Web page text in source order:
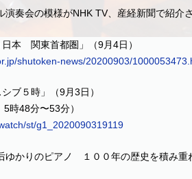
演奏会の模様がNHK TV、産経新聞で紹介
本 関東首都圏」（9月4日）
shutoken-news/20200903/
ブ５時」（9月3日）
5時48分〜53分）
st/g1_2020090319119
ゆかりのピアノ １００年の歴史を積み重